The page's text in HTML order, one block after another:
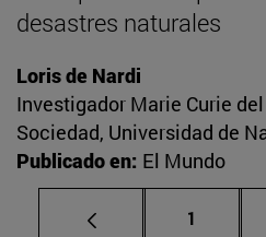
desastres naturales
Loris de Nardi
Investigador Marie Curie
Sociedad, Universidad de
Publicado en: El Mundo
Página
1